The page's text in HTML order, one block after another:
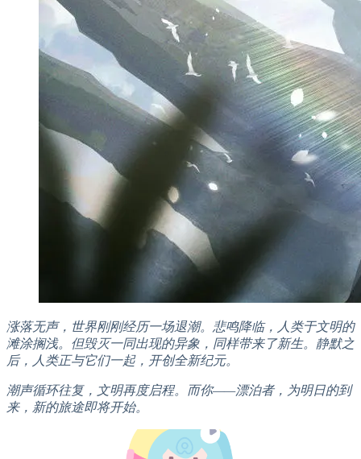
涨落无声，世界刚刚经历一场退潮。悲鸣降临，人类于文明的
滩涂搁浅。但毁灭一同出现的异象，同样带来了新生。静默之
后，人类正与它们一起，开创全新纪元。
潮声循环往复，文明再度启程。而你——漂泊者，为明日的到
来，新的旅途即将开始。